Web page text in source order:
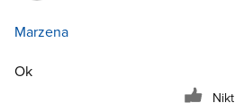
Marzena
Ok